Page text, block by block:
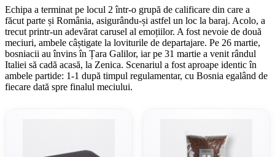
Echipa a terminat pe locul 2 într-o grupă de calificare din care a
făcut parte și România, asigurându-și astfel un loc la baraj. Acolo, a
trecut printr-un adevărat carusel al emoțiilor. A fost nevoie de două
meciuri, ambele câștigate la loviturile de departajare. Pe 26 martie,
bosniacii au învins în Țara Galilor, iar pe 31 martie a venit rândul
Italiei să cadă acasă, la Zenica. Scenariul a fost aproape identic în
ambele partide: 1-1 după timpul regulamentar, cu Bosnia egalând de
fiecare dată spre finalul meciului.